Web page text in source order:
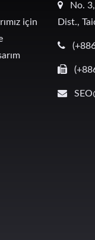
için
No.
Dist.,